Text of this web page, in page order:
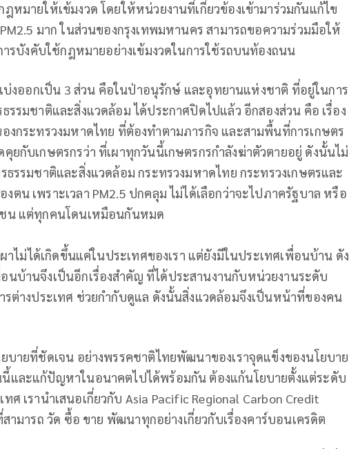
หมายให้เข้มงวด โดยให้หน่วยงานที่เกี่ยวข้องเข้ามาร่วมกันแก้ไข
มาก ในส่วนของกรุงเทพมหานคร สามารถขอความร่วมมือให้
รบังคับใช้กฎหมายอย่างเข้มงวดในการใช้รถบนท้องถนน
บ่งออกเป็น 3 ส่วน คือในป่าอนุรักษ์ และอุทยานแห่งชาติ ที่อยู่ในการ
รรมชาติและสิ่งแวดล้อม ได้ประกาศปิดไปแล้ว อีกสองส่วน คือ เรื่อง
งกระทรวงมหาดไทย ที่ต้องทำตามภารกิจ และสามพื้นที่การเกษตร
ยกับเกษตรกรว่า ที่เผาทุกวันนี้เกษตรกรกำลังฆ่าตัวตายอยู่ ดังนั้นไม่
ธรรมชาติและสิ่งแวดล้อม กระทรวงมหาดไทย กระทรวงเกษตรและ
น เพราะเวลา PM2.5 ปกคลุม ไม่ได้เลือกว่าจะไปภาครัฐบาล หรือ
น แต่ทุกคนโดนเหมือนกันหมด
ผาไม่ได้เกิดขึ้นแค่ในประเทศของเรา แต่ยังมีในประเทศเพื่อนบ้าน ดัง
นบ้านจึงเป็นอีกเรื่องสำคัญ ที่ได้ประสานงานกับหน่วยงานระดับ
รต่างประเทศ ช่วยกำกับดูแล ดังนั้นสิ่งแวดล้อมจึงเป็นหน้าที่ของคน
บายที่ชัดเจน อย่างพรรคชาติไทยพัฒนาของเราจุดแข็งของนโยบาย
และแก้ปัญหาในอนาคตไปได้พร้อมกัน ต้องแก้นโยบายตั้งแต่ระดับ
เรานำเสนอเกี่ยวกับ Asia Pacific Regional Carbon Credit
ามารถ วัด ซื้อ ขาย พัฒนาทุกอย่างเกี่ยวกับเรื่องคาร์บอนเครดิต